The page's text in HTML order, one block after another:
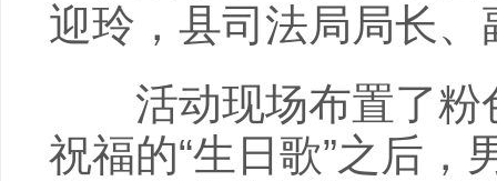
迎玲，县司法局局长
活动现场布置了粉
祝福的“生日歌”之后